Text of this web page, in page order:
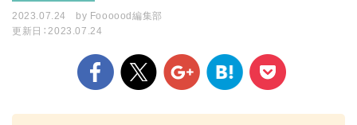
2023.07.24
by Foooood編集部
更新日：2023.07.24